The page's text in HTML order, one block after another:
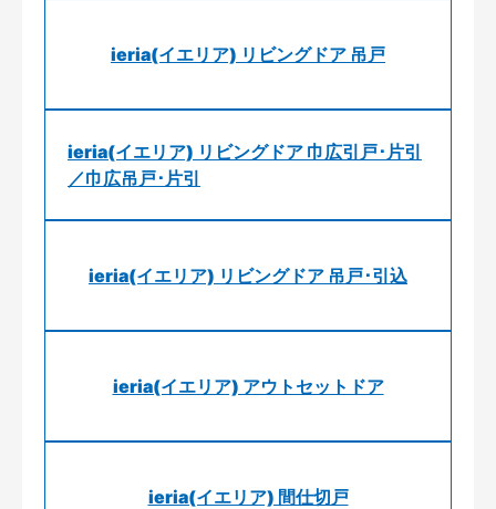
ieria(イエリア) リビングドア 吊戸
ieria(イエリア) リビングドア 巾広引戸･片引
／巾広吊戸･片引
ieria(イエリア) リビングドア 吊戸･引込
ieria(イエリア) アウトセットドア
ieria(イエリア) 間仕切戸